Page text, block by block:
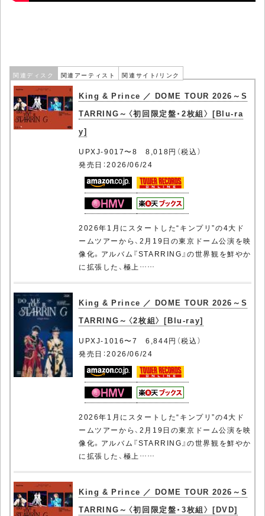
関連ディスク 関連アーティスト 関連サイト/リンク
King & Prince ／ DOME TOUR 2026～S
TARRING～〈初回限定盤・2枚組〉 [Blu-ra
y]
UPXJ-9017〜8 8,018円（税込）
発売日：2026/06/24
2026年1月にスタートした“キンプリ”の4大ド
ームツアーから、2月19日の東京ドーム公演を映
像化。アルバム『STARRING』の世界観を鮮やか
に拡張した、極上……
King & Prince ／ DOME TOUR 2026～S
TARRING～〈2枚組〉 [Blu-ray]
UPXJ-1016〜7 6,844円（税込）
発売日：2026/06/24
2026年1月にスタートした“キンプリ”の4大ド
ームツアーから、2月19日の東京ドーム公演を映
像化。アルバム『STARRING』の世界観を鮮やか
に拡張した、極上……
King & Prince ／ DOME TOUR 2026～S
TARRING～〈初回限定盤・3枚組〉 [DVD]